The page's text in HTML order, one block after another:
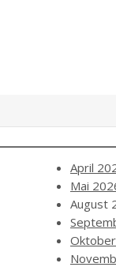
April
Mai
August